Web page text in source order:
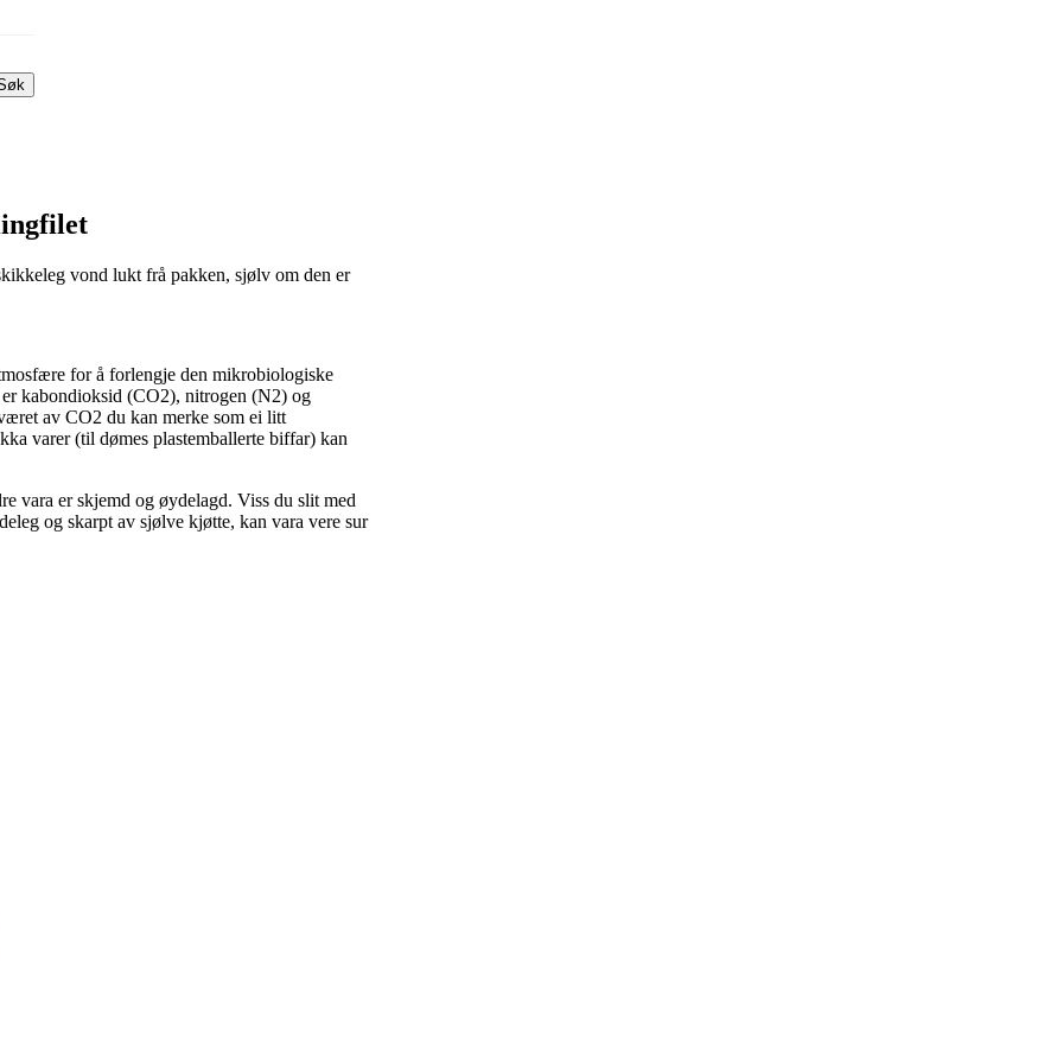
vond lukt frå pakken, sjølv om den er
for å forlengje den mikrobiologiske
kabondioksid (CO2), nitrogen (N2) og
av CO2 du kan merke som ei litt
varer (til dømes plastemballerte biffar) kan
vara er skjemd og øydelagd. Viss du slit med
og skarpt av sjølve kjøtte, kan vara vere sur